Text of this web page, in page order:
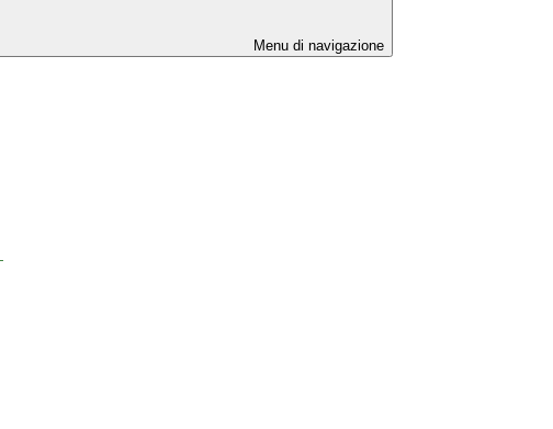
Menu di navigazione